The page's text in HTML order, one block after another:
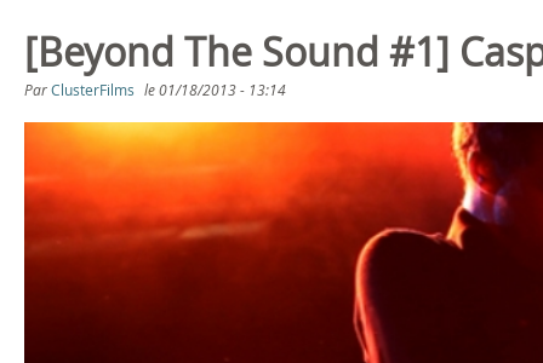
[Beyond The Sound #1]
ParClusterFilms le01/18/2013 - 13:14